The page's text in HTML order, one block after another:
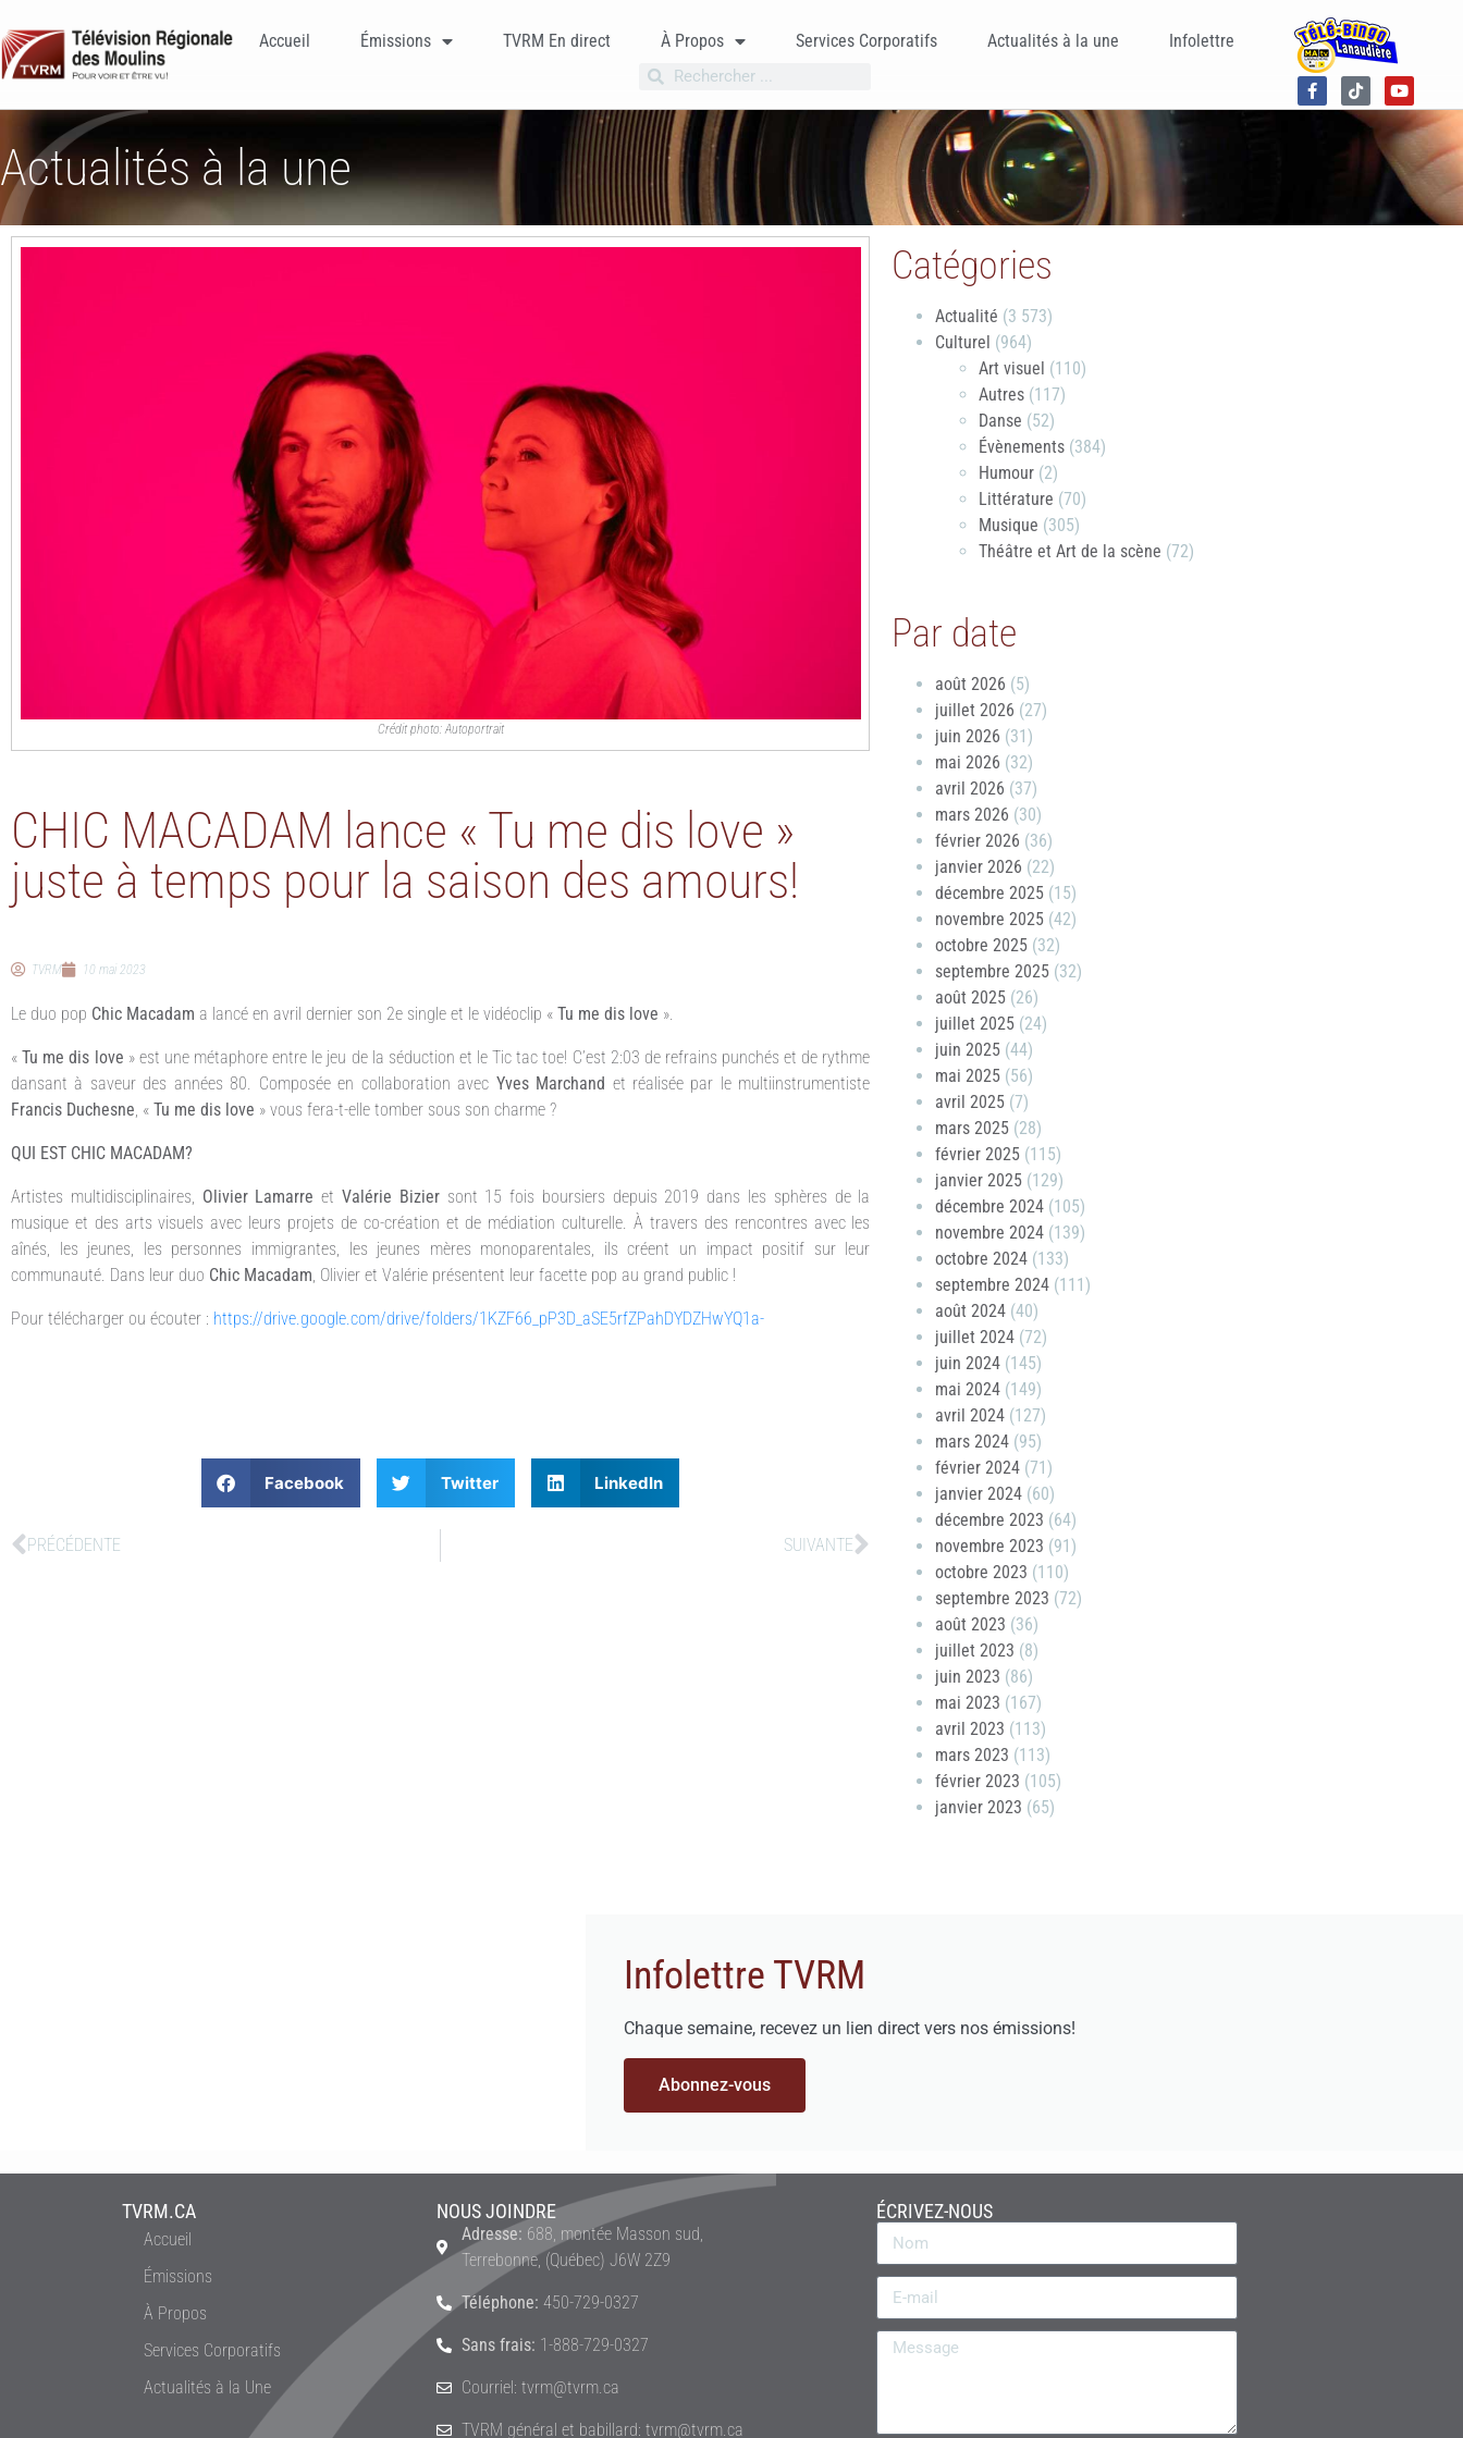
Accueil Émissions TVRM En direct À Propos Services Corporatifs Actualités à la une Infolettre
Actualités à la une
Crédit photo: Autoportrait
CHIC MACADAM lance « Tu me dis love »
juste à temps pour la saison des amours!
TVRM 10 mai 2023
Le duo pop Chic Macadam a lancé en avril dernier son 2e single et le vidéoclip « Tu me dis love ».
«Tu me dis love » est une métaphore entre le jeu de la séduction et le Tic tac toe! C’est 2:03 de refrains punchés et de rythme
dansant à saveur des années 80. Composée en collaboration avec Yves Marchand et réalisée par le multiinstrumentiste
Francis Duchesne, « Tu me dis love » vous fera-t-elle tomber sous son charme ?
QUI EST CHIC MACADAM?
Artistes multidisciplinaires, Olivier Lamarreet Valérie Bizier sont 15 fois boursiers depuis 2019 dans les sphères de la
musique et des arts visuels avec leurs projets de co-création et de médiation culturelle. À travers des rencontres avec les
aînés, les jeunes, les personnes immigrantes, les jeunes mères monoparentales, ils créent un impact positif sur leur
communauté. Dans leur duo Chic Macadam, Olivier et Valérie présentent leur facette pop au grand public !
Pour télécharger ou écouter : https://drive.google.com/drive/folders/1KZF66_pP3D_aSE5rfZPahDYDZHwYQ1a-
Facebook Twitter LinkedIn
PRÉCÉDENTE SUIVANTE
Catégories
Actualité (3 573)
Culturel (964)
Art visuel (110)
Autres (117)
Danse (52)
Évènements (384)
Humour (2)
Littérature (70)
Musique (305)
Théâtre et Art de la scène (72)
Par date
août 2026 (5)
juillet 2026 (27)
juin 2026 (31)
mai 2026 (32)
avril 2026 (37)
mars 2026 (30)
février 2026 (36)
janvier 2026 (22)
décembre 2025 (15)
novembre 2025 (42)
octobre 2025 (32)
septembre 2025 (32)
août 2025 (26)
juillet 2025 (24)
juin 2025 (44)
mai 2025 (56)
avril 2025 (7)
mars 2025 (28)
février 2025 (115)
janvier 2025 (129)
décembre 2024 (105)
novembre 2024 (139)
octobre 2024 (133)
septembre 2024 (111)
août 2024 (40)
juillet 2024 (72)
juin 2024 (145)
mai 2024 (149)
avril 2024 (127)
mars 2024 (95)
février 2024 (71)
janvier 2024 (60)
décembre 2023 (64)
novembre 2023 (91)
octobre 2023 (110)
septembre 2023 (72)
août 2023 (36)
juillet 2023 (8)
juin 2023 (86)
mai 2023 (167)
avril 2023 (113)
mars 2023 (113)
février 2023 (105)
janvier 2023 (65)
Infolettre TVRM
Chaque semaine, recevez un lien direct vers nos émissions!
Abonnez-vous
TVRM.CA
Accueil
Émissions
À Propos
Services Corporatifs
Actualités à la Une
NOUS JOINDRE
Adresse: 688, montée Masson sud,
Terrebonne, (Québec) J6W 2Z9
Téléphone: 450-729-0327
Sans frais: 1-888-729-0327
Courriel: tvrm@tvrm.ca
TVRM général et babillard: tvrm@tvrm.ca
ÉCRIVEZ-NOUS